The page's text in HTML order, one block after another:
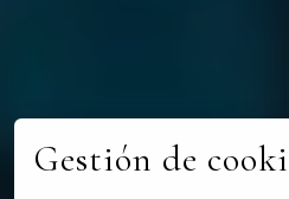
Gestión de